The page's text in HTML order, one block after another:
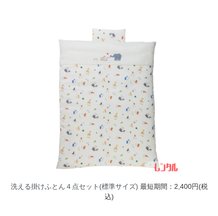
洗える掛けふとん４点セット(標準サイズ) 最短期間：2,400円(税
込)